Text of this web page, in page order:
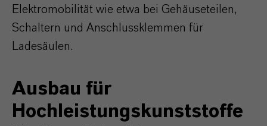
Elektromobilität wie etwa bei Gehäuseteilen,
Schaltern und Anschlussklemmen für
Ladesäulen.
Ausbau für
Hochleistungskunststoffe